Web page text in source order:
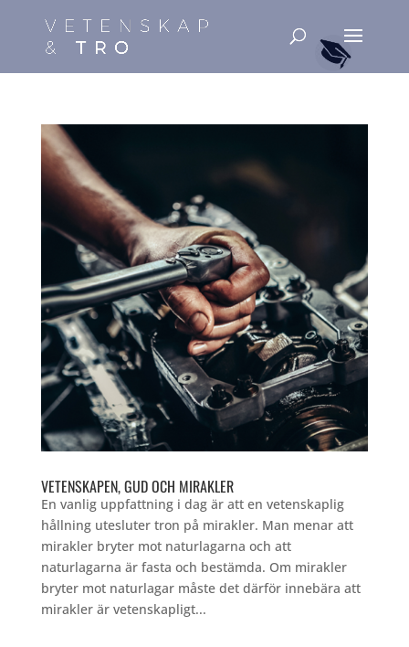
VETENSKAPEN, GUD OCH MIRAKLER
En vanlig uppfattning i dag är att en vetenskaplig
hållning utesluter tron på mirakler. Man menar att
mirakler bryter mot naturlagarna och att
naturlagarna är fasta och bestämda. Om mirakler
bryter mot naturlagar måste det därför innebära att
mirakler är vetenskapligt...